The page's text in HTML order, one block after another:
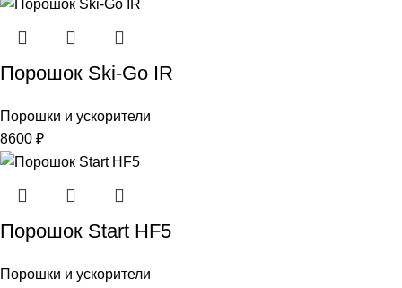
Порошок Ski-Go IR
Порошки и ускорители
8600 ₽
Порошок Start HF5
Порошки и ускорители